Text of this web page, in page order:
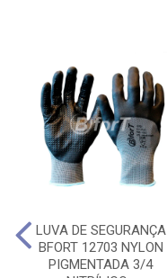
LUVA DE SEGURANÇA
BFORT 12703 NYLON
PIGMENTADA 3/4